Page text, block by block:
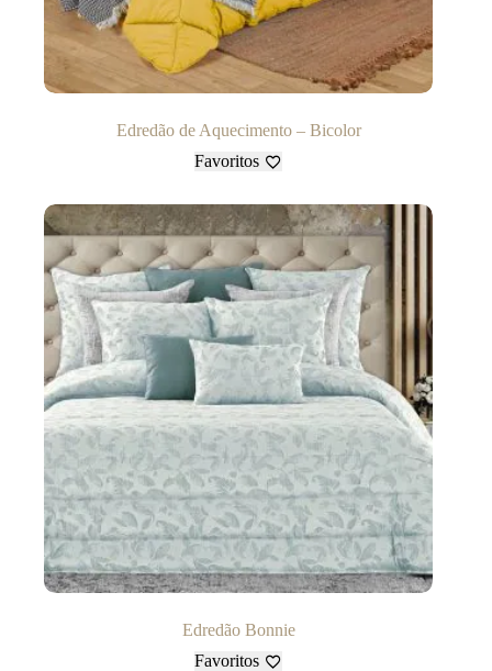
Edredão de Aquecimento – Bicolor
Favoritos
Edredão Bonnie
Favoritos